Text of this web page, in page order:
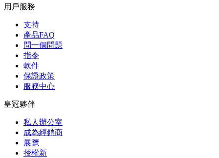
用戶服務
支持
產品FAQ
問一個問題
指令
軟件
保證政策
服務中心
皇冠夥伴
私人辦公室
成為經銷商
展覽
授權新